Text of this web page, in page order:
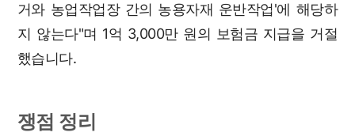
거와 농업작업장 간의 농용자재 운반작업'에 해당하
지 않는다"며 1억 3,000만 원의 보험금 지급을 거절
했습니다.
쟁점 정리